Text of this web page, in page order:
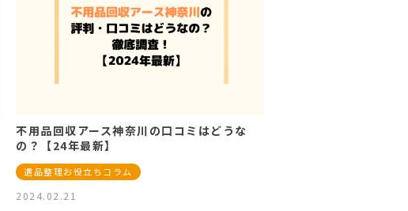
不用品回収アース神奈川の口コミはどうな
の？【24年最新】
遺品整理お役立ちコラム
2024.02.21